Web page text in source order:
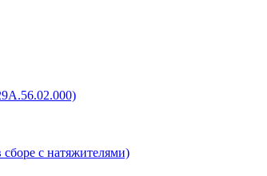
с натяжителями)